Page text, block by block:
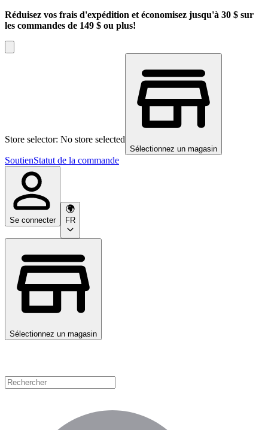
Réduisez vos frais d'expédition et économisez jusqu'à 30 $ sur
les commandes de 149 $ ou plus!
Store selector: No store selected
Sélectionnez un magasin
SoutienStatut de la commande
Se connecter FR
Sélectionnez un magasin